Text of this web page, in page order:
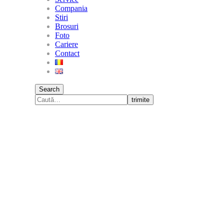
Compania
Stiri
Brosuri
Foto
Cariere
Contact
Search
trimite